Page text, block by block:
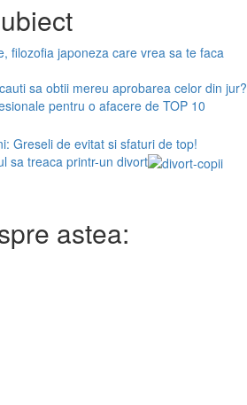
filozofia japoneza care vrea sa te faca
sa obtii mereu aprobarea celor din jur?
pentru o afacere de TOP 10
Greseli de evitat si sfaturi de top!
sa treaca printr-un divort
astea: